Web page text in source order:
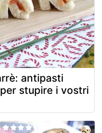
antipasti
stupire i vostri